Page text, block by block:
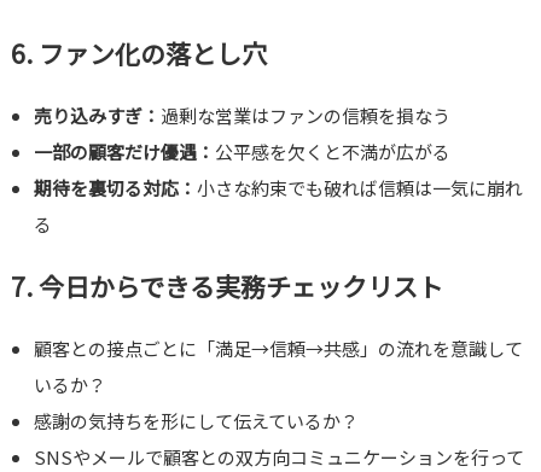
6. ファン化の落とし穴
売り込みすぎ： 過剰な営業はファンの信頼を損なう
一部の顧客だけ優遇： 公平感を欠くと不満が広がる
期待を裏切る対応：小さな約束でも破れば信頼は一気に崩れ
る
7. 今日からできる実務チェックリスト
顧客との接点ごとに「満足→信頼→共感」の流れを意識して
いるか？
感謝の気持ちを形にして伝えているか？
SNSやメールで顧客との双方向コミュニケーションを行って